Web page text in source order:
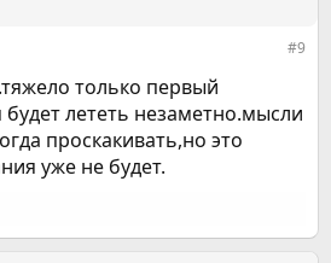
#9
только первый
лететь незаметно.мысли
проскакивать,но это
уже не будет.